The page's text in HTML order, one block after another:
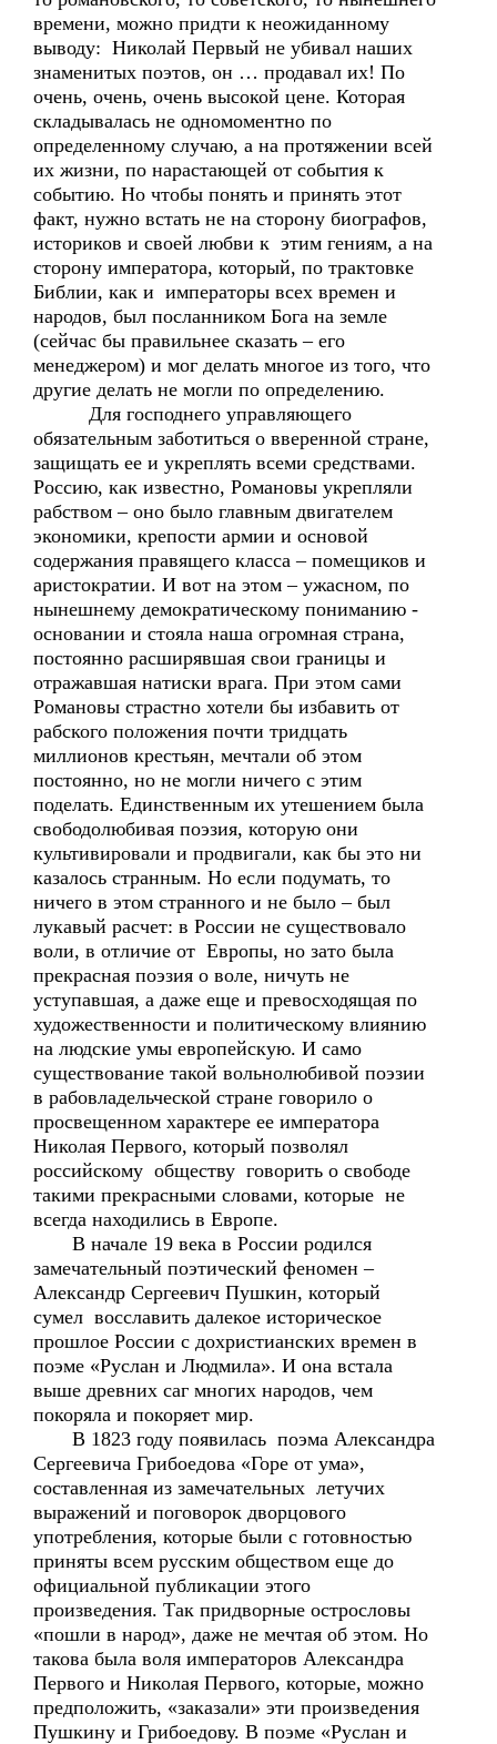
времени, можно придти к неожиданному
выводу: Николай Первый не убивал наших
знаменитых поэтов, он … продавал их! По
очень, очень, очень высокой цене. Которая
складывалась не одномоментно по
определенному случаю, а на протяжении всей
их жизни, по нарастающей от события к
событию. Но чтобы понять и принять этот
факт, нужно встать не на сторону биографов,
историков и своей любви к этим гениям, а на
сторону императора, который, по трактовке
Библии, как и императоры всех времен и
народов, был посланником Бога на земле
(сейчас бы правильнее сказать – его
менеджером) и мог делать многое из того, что
другие делать не могли по определению.
Для господнего управляющего
обязательным заботиться о вверенной стране,
защищать ее и укреплять всеми средствами.
Россию, как известно, Романовы укрепляли
рабством – оно было главным двигателем
экономики, крепости армии и основой
содержания правящего класса – помещиков и
аристократии. И вот на этом – ужасном, по
нынешнему демократическому пониманию -
основании и стояла наша огромная страна,
постоянно расширявшая свои границы и
отражавшая натиски врага. При этом сами
Романовы страстно хотели бы избавить от
рабского положения почти тридцать
миллионов крестьян, мечтали об этом
постоянно, но не могли ничего с этим
поделать. Единственным их утешением была
свободолюбивая поэзия, которую они
культивировали и продвигали, как бы это ни
казалось странным. Но если подумать, то
ничего в этом странного и не было – был
лукавый расчет: в России не существовало
воли, в отличие от Европы, но зато была
прекрасная поэзия о воле, ничуть не
уступавшая, а даже еще и превосходящая по
художественности и политическому влиянию
на людские умы европейскую. И само
существование такой вольнолюбивой поэзии
в рабовладельческой стране говорило о
просвещенном характере ее императора
Николая Первого, который позволял
российскому обществу говорить о свободе
такими прекрасными словами, которые не
всегда находились в Европе.
В начале 19 века в России родился
замечательный поэтический феномен –
Александр Сергеевич Пушкин, который
сумел восславить далекое историческое
прошлое России с дохристианских времен в
поэме «Руслан и Людмила». И она встала
выше древних саг многих народов, чем
покоряла и покоряет мир.
В 1823 году появилась поэма Александра
Сергеевича Грибоедова «Горе от ума»,
составленная из замечательных летучих
выражений и поговорок дворцового
употребления, которые были с готовностью
приняты всем русским обществом еще до
официальной публикации этого
произведения. Так придворные острословы
«пошли в народ», даже не мечтая об этом. Но
такова была воля императоров Александра
Первого и Николая Первого, которые, можно
предположить, «заказали» эти произведения
Пушкину и Грибоедову. В поэме «Руслан и